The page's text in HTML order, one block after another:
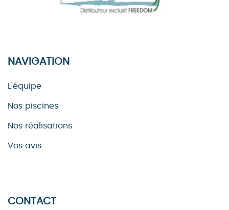
NAVIGATION
L'équipe
Nos piscines
Nos réalisations
Vos avis
CONTACT